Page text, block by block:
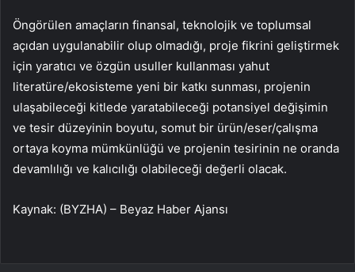
Öngörülen amaçların finansal, teknolojik ve toplumsal
açıdan uygulanabilir olup olmadığı, proje fikrini geliştirmek
için yaratıcı ve özgün usuller kullanması yahut
literatüre/ekosisteme yeni bir katkı sunması, projenin
ulaşabileceği kitlede yaratabileceği potansiyel değişimin
ve tesir düzeyinin boyutu, somut bir ürün/eser/çalışma
ortaya koyma mümkünlüğü ve projenin tesirinin ne oranda
devamlılığı ve kalıcılığı olabileceği değerli olacak.
Kaynak: (BYZHA) – Beyaz Haber Ajansı